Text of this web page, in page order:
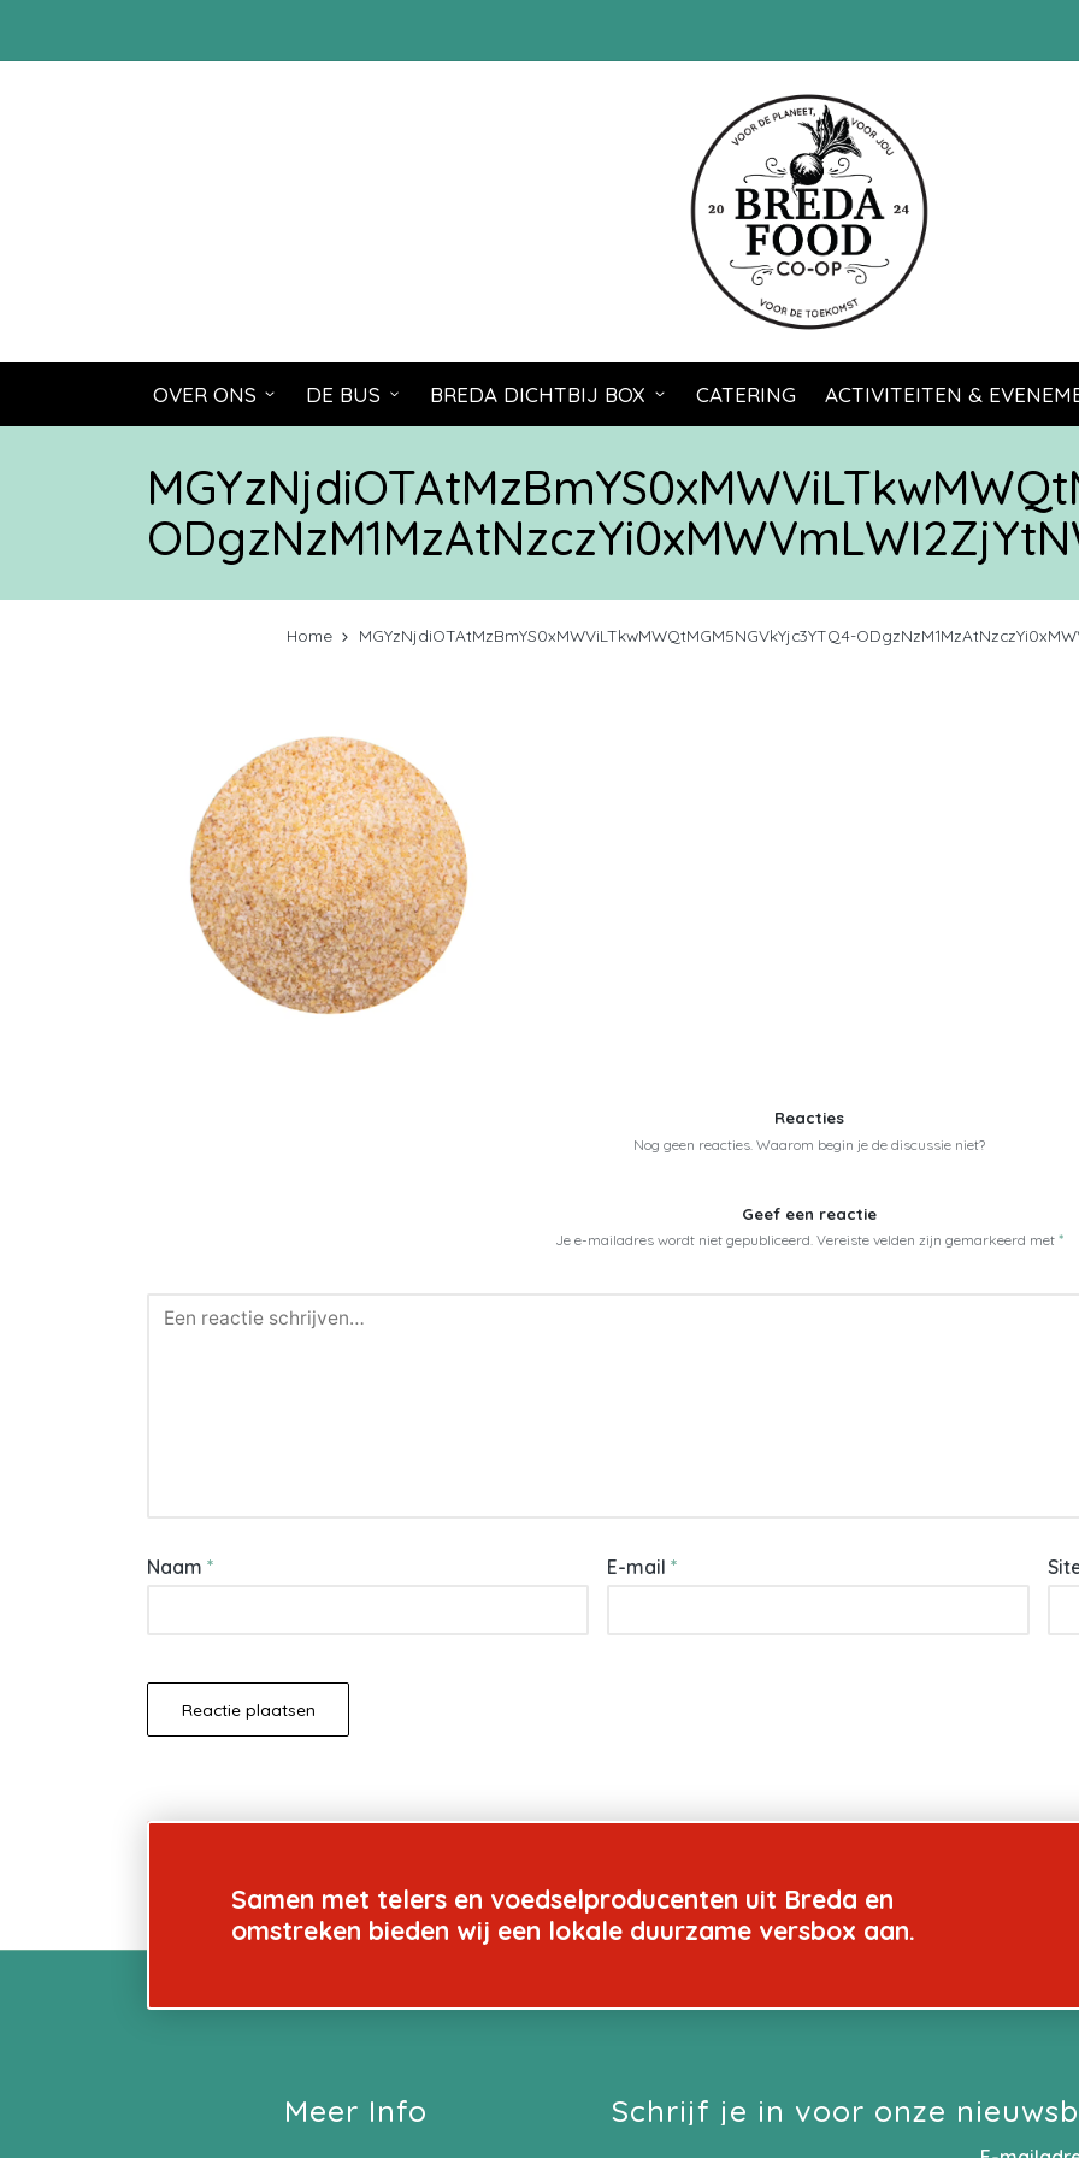
OVER ONS DE BUS BREDA DICHTBIJ BOX CATERING ACTIVITEITEN &
Home MGYzNjdiOTAtMzBmYS0xMWViLTkwMWQtMGM5NGVkYjc3YTQ4-
Reacties
Nog geen reacties. Waarom begin je de discussie niet?
Geef een reactie
Je e-mailadres wordt niet gepubliceerd. Vereiste velden zijn gemarkeerd met *
Naam * E-mail *
Samen met telers en voedselproducenten uit Breda en
omstreken bieden wij een lokale duurzame versbox aan.
Meer Info Schrijf je in voor onze